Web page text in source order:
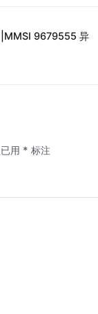
9679555 异
用 * 标注